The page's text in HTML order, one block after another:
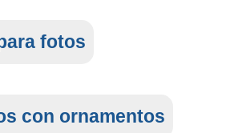
fotos
con ornamentos